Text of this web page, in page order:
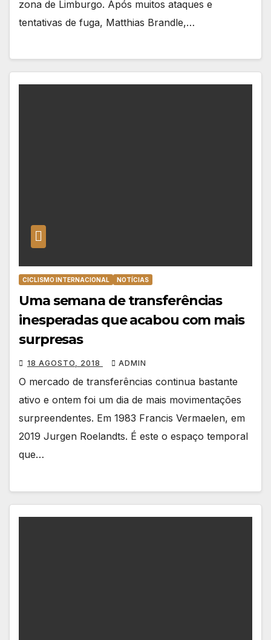
zona de Limburgo. Após muitos ataques e
tentativas de fuga, Matthias Brandle,…
CICLISMO INTERNACIONAL NOTÍCIAS
Uma semana de transferências
inesperadas que acabou com mais
surpresas
18 AGOSTO, 2018 ADMIN
O mercado de transferências continua bastante
ativo e ontem foi um dia de mais movimentações
surpreendentes. Em 1983 Francis Vermaelen, em
2019 Jurgen Roelandts. É este o espaço temporal
que…